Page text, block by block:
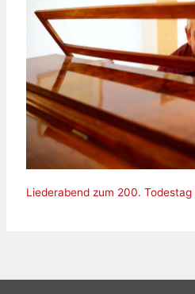
Liederabend zum 200.